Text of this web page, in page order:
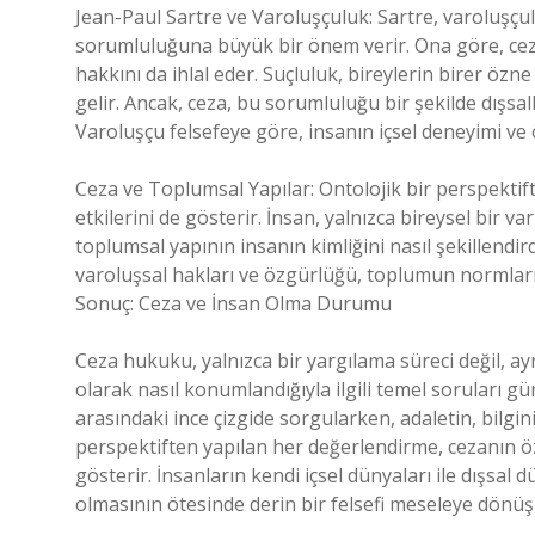
Jean-Paul Sartre ve Varoluşçuluk: Sartre,
sorumluluğuna büyük bir önem verir. Ona göre,
hakkını da ihlal eder. Suçluluk, bireylerin birer
gelir. Ancak, ceza, bu sorumluluğu bir şekilde
Varoluşçu felsefeye göre, insanın içsel deneyimi
Ceza ve Toplumsal Yapılar: Ontolojik bir
etkilerini de gösterir. İnsan, yalnızca bireysel bir
toplumsal yapının insanın kimliğini nasıl
varoluşsal hakları ve özgürlüğü, toplumun
Sonuç: Ceza ve İnsan Olma Durumu
Ceza hukuku, yalnızca bir yargılama süreci değil,
olarak nasıl konumlandığıyla ilgili temel soruları
arasındaki ince çizgide sorgularken, adaletin,
perspektiften yapılan her değerlendirme, cezanın
gösterir. İnsanların kendi içsel dünyaları ile dışsal
olmasının ötesinde derin bir felsefi meseleye